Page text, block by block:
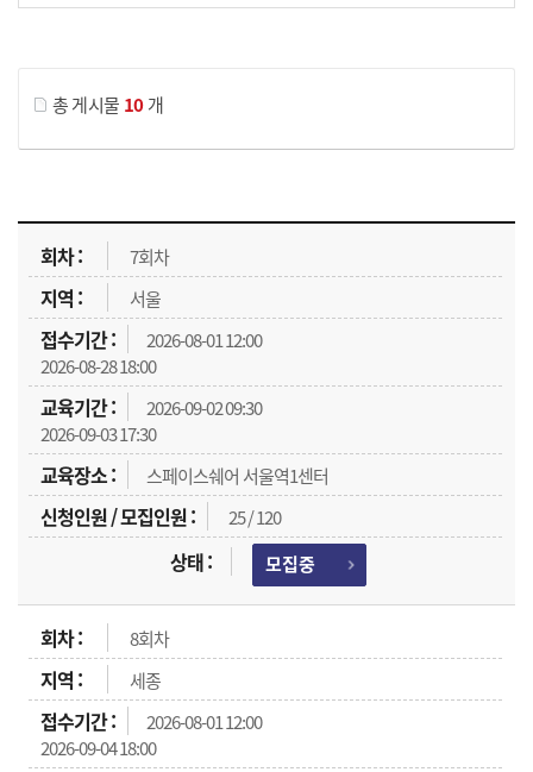
총 게시물 10개
교육신청 목록을 나타낸 표로 회차, 지역, 접수기간, 교육기간, 교육장소, 신청인원/모집인원, 상태로 나뉘어 설명합니다.
7회차
서울
2026-08-01 12:00
2026-08-28 18:00
2026-09-02 09:30
2026-09-03 17:30
스페이스쉐어 서울역1센터
25 / 120
모집중
8회차
세종
2026-08-01 12:00
2026-09-04 18:00